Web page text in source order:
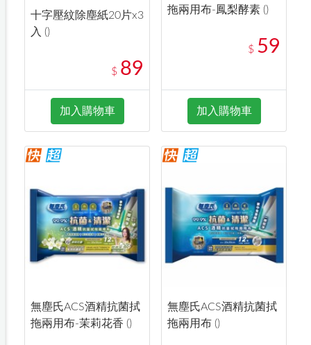
十字壓紋除塵紙20片x3
入 ()
$ 89
加入購物車
拖兩用布-鳳梨酵素 ()
$ 59
加入購物車
無塵氏ACS酒精抗菌拭
拖兩用布-茉莉花香 ()
無塵氏ACS酒精抗菌拭
拖兩用布 ()